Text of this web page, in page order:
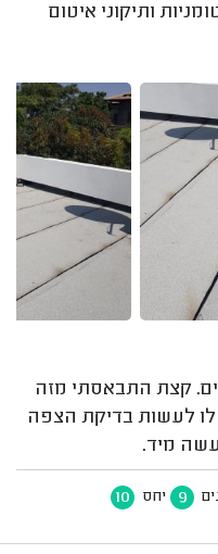
ותיקוני איטום
קצת התבאסתי מזה
לו לעשות בדיקת הצפה
מיד.
9 יחס 10